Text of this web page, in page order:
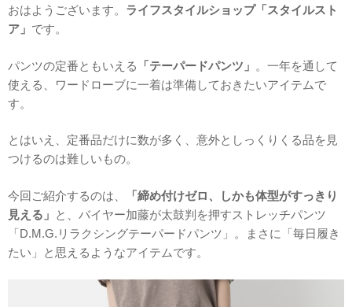
おはようございます。 ライフスタイルショップ「スタイルスト
ア」 です。
パンツの定番ともいえる 「テーパードパンツ」 。一年を通して
使える、ワードローブに一着は準備しておきたいアイテムで
す。
とはいえ、定番品だけに数が多く、意外としっくりくる品を見
つけるのは難しいもの。
今回ご紹介するのは、
「締め付けゼロ、しかも体型がすっきり
見える」 と、バイヤー加藤が太鼓判を押すストレッチパンツ
「D.M.G.リラクシングテーパードパンツ」。まさに「毎日履き
たい」と思えるようなアイテムです。